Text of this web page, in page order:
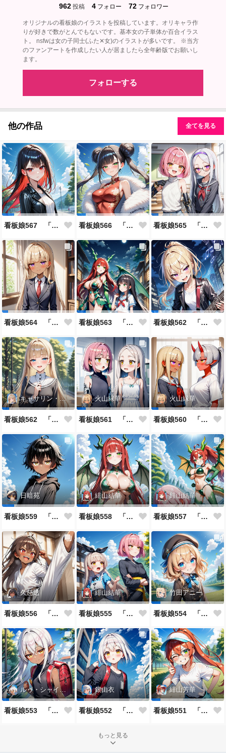
962 投稿 4 フォロー 72 フォロワー
オリジナルの看板娘のイラストを投稿しています。オリキャラ作
りが好きで数がとんでもないです。基本女の子単体か百合イラス
ト。 nsfwは女の子同士(ふた✕女)のイラストが多いです。 ※当方
のファンアートを作成したい人が居ましたら全年齢版でお願いし
ます。
フォローする
他の作品 全てを見る
看板娘567 「雪村恋のよもやま話」 看板娘566 「ナンシー・ツァオのよもやま話」 看板娘565 「銀一族」
看板娘564 「ジェルマ・レスポストン・八百のよもやま話」 看板娘563 「騒ぎの終わり」 看板娘562 「八木沼千絵のよもやま話」
キャサリン・アストリー
看板娘562 「キャサリン・アストリーのよもやま話」
火山縁華
看板娘561 「火山一族」
火山縁華
看板娘560 「緋山一族」
日暗苑
看板娘559 「日暗苑のよもやま話」
緋山結華
看板娘558 「緋山結華」キャラクター紹介
緋山結華
看板娘557 「其々の再会」
久慈透
看板娘556 「久慈透のよもやま話」
緋山結華
看板娘555 「帰還、そして目覚め。」
竹田アニー
看板娘554 「竹田アニーのよもやま話」
ルゥ・シャイニー
看板娘553 「ルゥ・シャイニーのよもやま話」
銀由衣
看板娘552 「銀由衣」
緋山芳華
看板娘551 「緋山芳華のよもやま話」
もっと見る